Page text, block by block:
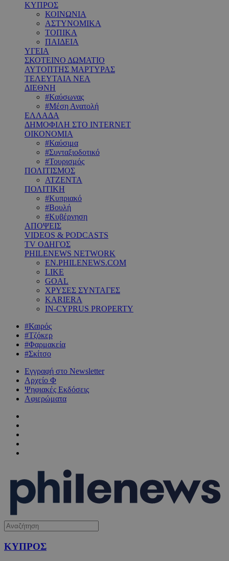
ΚΥΠΡΟΣ
ΚΟΙΝΩΝΙΑ
ΑΣΤΥΝΟΜΙΚΑ
ΤΟΠΙΚΑ
ΠΑΙΔΕΙΑ
ΥΓΕΙΑ
ΣΚΟΤΕΙΝΟ ΔΩΜΑΤΙΟ
ΑΥΤΟΠΤΗΣ ΜΑΡΤΥΡΑΣ
ΤΕΛΕΥΤΑΙΑ ΝΕΑ
ΔΙΕΘΝΗ
#Καύσωνας
#Μέση Ανατολή
ΕΛΛΑΔΑ
ΔΗΜΟΦΙΛΗ ΣΤΟ INTERNET
ΟΙΚΟΝΟΜΙΑ
#Καύσιμα
#Συνταξιοδοτικό
#Τουρισμός
ΠΟΛΙΤΙΣΜΟΣ
ΑΤΖΕΝΤΑ
ΠΟΛΙΤΙΚΗ
#Κυπριακό
#Βουλή
#Κυβέρνηση
ΑΠΟΨΕΙΣ
VIDEOS & PODCASTS
TV ΟΔΗΓΟΣ
PHILENEWS NETWORK
EN.PHILENEWS.COM
LIKE
GOAL
ΧΡΥΣΕΣ ΣΥΝΤΑΓΕΣ
KARIERA
IN-CYPRUS PROPERTY
#Καιρός
#Τζόκερ
#Φαρμακεία
#Σκίτσο
Εγγραφή στο Newsletter
Αρχείο Φ
Ψηφιακές Εκδόσεις
Αφιερώματα
ΚΥΠΡΟΣ